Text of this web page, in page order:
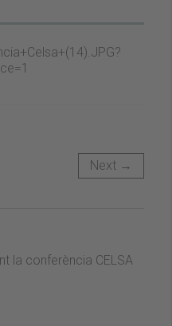
Next →
la conferència CELSA